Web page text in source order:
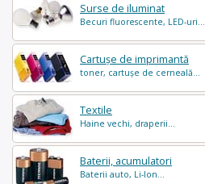
Surse de iluminat
Becuri fluorescente, LED-uri...
Cartușe de imprimantă
toner, cartușe de cerneală...
Textile
Haine vechi, draperii...
Baterii, acumulatori
Baterii auto, Li-Ion...